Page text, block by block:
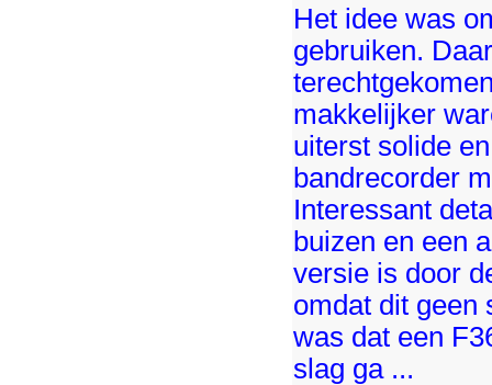
Het idee was
gebruiken.
makkelijker
uiterst solide
bandrecorder
Interessant
buizen en een
versie is door
omdat dit geen
was dat een
slag ga ...